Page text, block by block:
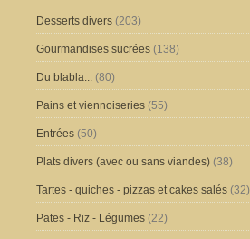
Desserts divers (203)
Gourmandises sucrées (138)
Du blabla... (80)
Pains et viennoiseries (55)
Entrées (50)
Plats divers (avec ou sans viandes) (38)
Tartes - quiches - pizzas et cakes salés (32)
Pates - Riz - Légumes (22)